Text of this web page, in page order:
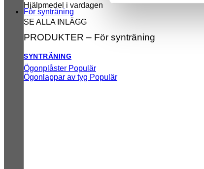
Hjälpmedel i vardagen
SE ALLA INLÄGG
För synträning
PRODUKTER – För synträning
SYNTRÄNING
Ögonplåster
Ögonlappar av tyg